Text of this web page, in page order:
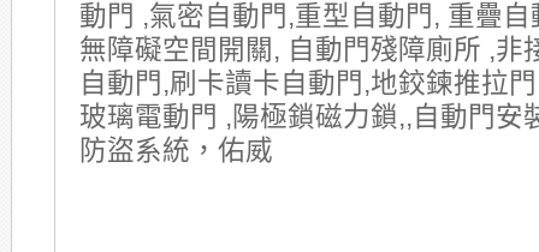
動門 ,氣密自動門,重型自動門, 重疊
無障礙空間開關, 自動門殘障廁所 ,非
自動門,刷卡讀卡自動門,地鉸鍊推拉
玻璃電動門 ,陽極鎖磁力鎖,,自動門安
防盜系統，佑威